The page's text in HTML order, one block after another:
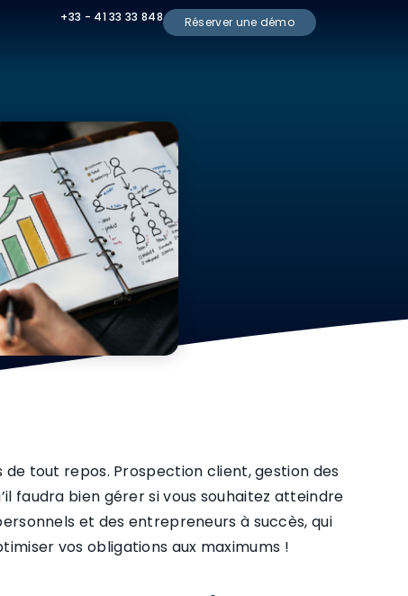
+33 - 41 33 33 848 Réserver une démo
de tout repos. Prospection client, gestion des
faudra bien gérer si vous souhaitez atteindre
et des entrepreneurs à succès, qui
vos obligations aux maximums !